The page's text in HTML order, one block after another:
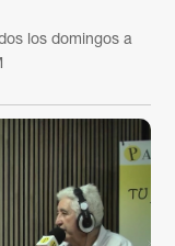
los domingos a